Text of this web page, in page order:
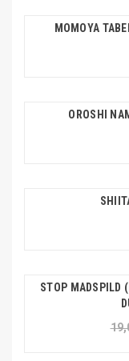
MOMOYA
OROSHI
STOP MADSPILD